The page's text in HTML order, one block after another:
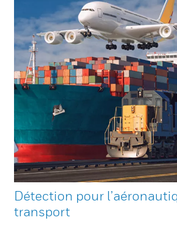
Détection pour
transport